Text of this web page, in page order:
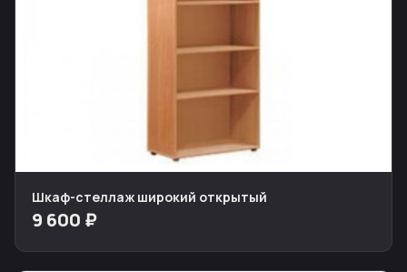
Шкаф-стеллаж широкий открытый
9 600 ₽